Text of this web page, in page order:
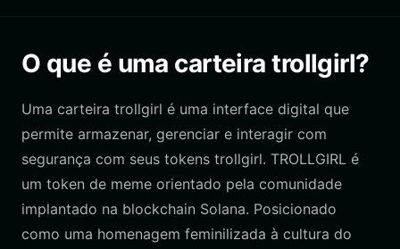
O que é uma carteira trollgirl?
Uma carteira trollgirl é uma interface digital que
permite armazenar, gerenciar e interagir com
segurança com seus tokens trollgirl. TROLLGIRL é
um token de meme orientado pela comunidade
implantado na blockchain Solana. Posicionado
como uma homenagem feminilizada à cultura do